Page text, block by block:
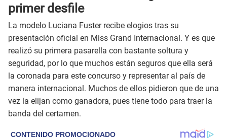
primer desfile
La modelo Luciana Fuster recibe elogios tras su
presentación oficial en Miss Grand Internacional. Y es que
realizó su primera pasarella con bastante soltura y
seguridad, por lo que muchos están seguros que ella será
la coronada para este concurso y representar al país de
manera internacional. Muchos de ellos pidieron que de una
vez la elijan como ganadora, pues tiene todo para traer la
banda del certamen.